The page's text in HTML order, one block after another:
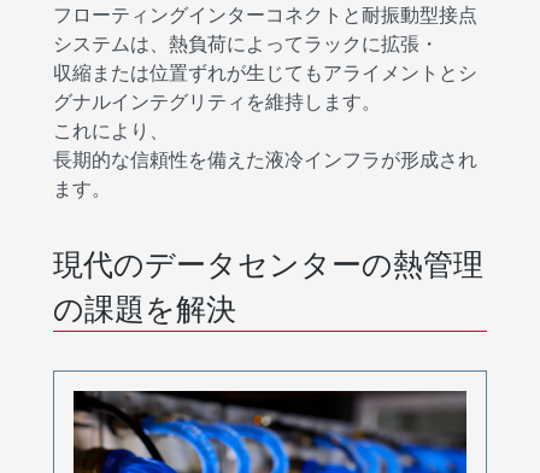
フローティングインターコネクトと耐振動型接点
システムは、熱負荷によってラックに拡張・
収縮または位置ずれが生じてもアライメントとシ
グナルインテグリティを維持します。
これにより、
長期的な信頼性を備えた液冷インフラが形成され
ます。
現代のデータセンターの熱管理
の課題を解決